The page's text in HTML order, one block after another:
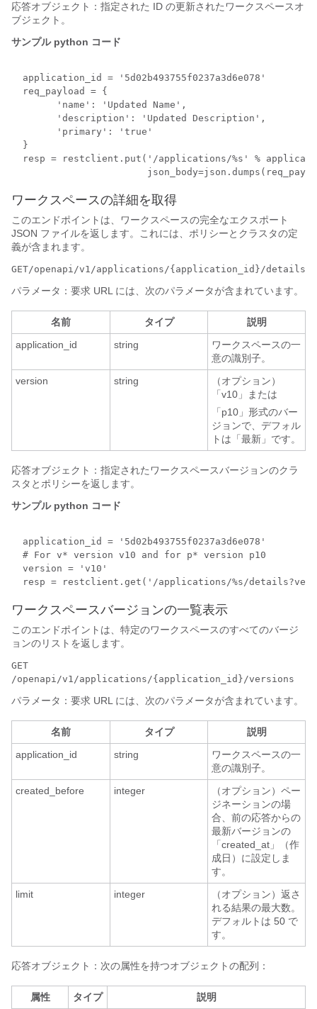
応答オブジェクト：指定された ID の更新されたワークスペースオ
ブジェクト。
サンプル python コード
  application_id = '5d02b493755f0237a3d6e078'
  req_payload = {
        'name': 'Updated Name',
        'description': 'Updated Description',
        'primary': 'true'
  }
resp = restclient.put('/applications/%s' %
ワークスペースの詳細を取得
このエンドポイントは、ワークスペースの完全なエクスポート
JSON ファイルを返します。これには、ポリシーとクラスタの定
義が含まれます。
GET/openapi/v1/applications/{application_id}/details
パラメータ：要求 URL には、次のパラメータが含まれています。
名前 タイプ
説明
application_id
string
ワークスペースの一
意の識別子。
version
string
（オプション）
「v10」または
「p10」形式のバー
ジョンで、デフォル
トは「最新」です。
応答オブジェクト：指定されたワークスペースバージョンのクラ
スタとポリシーを返します。
サンプル python コード
  application_id = '5d02b493755f0237a3d6e078'
  # For v* version v10 and for p* version p10
  version = 'v10'
ワークスペースバージョンの一覧表示
このエンドポイントは、特定のワークスペースのすべてのバージ
ョンのリストを返します。
GET
/openapi/v1/applications/{application_id}/versions
パラメータ：要求 URL には、次のパラメータが含まれています。
名前 タイプ
説明
application_id
string
ワークスペースの一
意の識別子。
created_before
integer
（オプション）ペー
ジネーションの場
合、前の応答からの
最新バージョンの
「created_at」（作
成日）に設定しま
す。
limit
integer
（オプション）返さ
れる結果の最大数。
デフォルトは 50 で
す。
応答オブジェクト：次の属性を持つオブジェクトの配列：
属性 タイプ 説明